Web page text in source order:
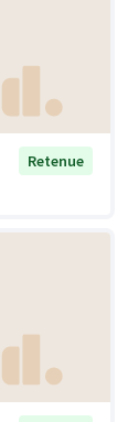
Retenue